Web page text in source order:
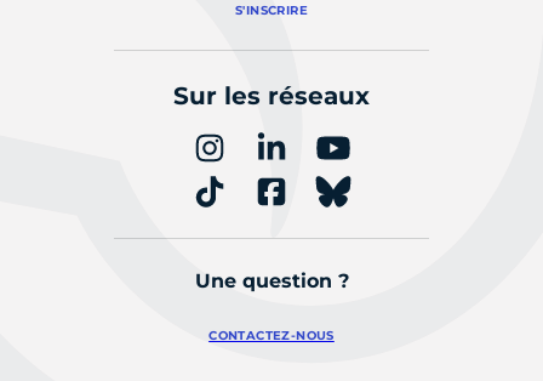
S'INSCRIRE
Sur les réseaux
Une question ?
CONTACTEZ-NOUS